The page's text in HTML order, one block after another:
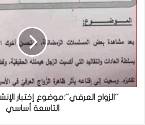
''الزواج العرفي'':موضوع إختبار
التاسعة أساسي